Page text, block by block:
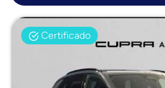
Certificado